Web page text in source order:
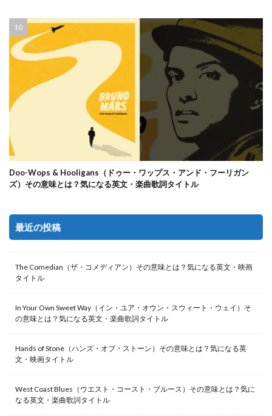
Doo-Wops & Hooligans（ドゥー・ワップス・アンド・フーリガン
ズ）その意味とは？気になる英文・楽曲歌詞タイトル
最近の投稿
The Comedian（ザ・コメディアン）その意味とは？気になる英文・映画
タイトル
In Your Own Sweet Way（イン・ユア・オウン・スウィート・ウェイ）そ
の意味とは？気になる英文・楽曲歌詞タイトル
Hands of Stone（ハンズ・オブ・ストーン）その意味とは？気になる英
文・映画タイトル
West Coast Blues（ウエスト・コースト・ブルース）その意味とは？気に
なる英文・楽曲歌詞タイトル